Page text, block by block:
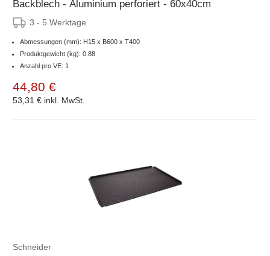
Backblech - Aluminium perforiert - 60x40cm
3 - 5 Werktage
Abmessungen (mm): H15 x B600 x T400
Produktgewicht (kg): 0.88
Anzahl pro VE: 1
44,80 €
53,31 € inkl. MwSt.
Schneider